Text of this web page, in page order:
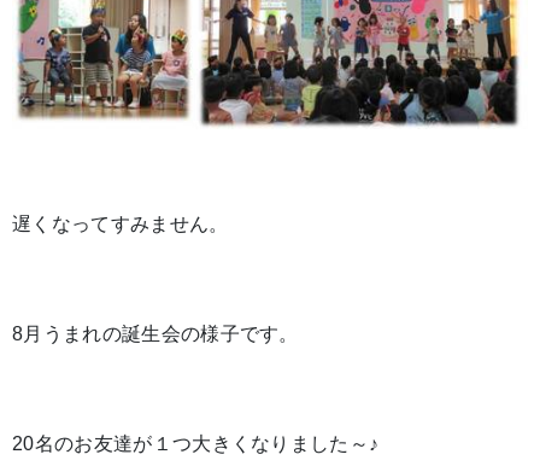
遅くなってすみません。
8月うまれの誕生会の様子です。
20名のお友達が１つ大きくなりました～♪